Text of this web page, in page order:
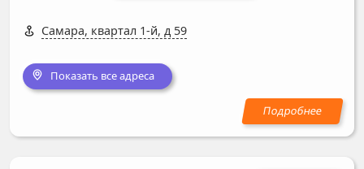
Самара, квартал 1-й, д 59
Показать все адреса